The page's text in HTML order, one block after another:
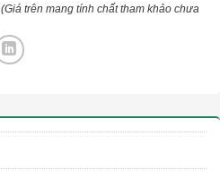
(Giá trên mang tính chất tham khảo chưa